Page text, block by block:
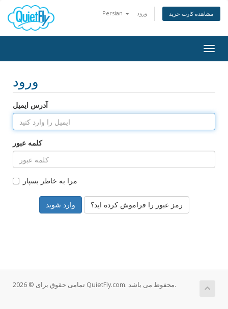
Persian ورود مشاهده کارت خرید
ورود
آدرس ایمیل
کلمه عبور
مرا به خاطر بسپار
رمز عبور را فراموش کرده اید؟
تمامی حقوق برای © 2026 QuietFly.com. محفوط می باشد.